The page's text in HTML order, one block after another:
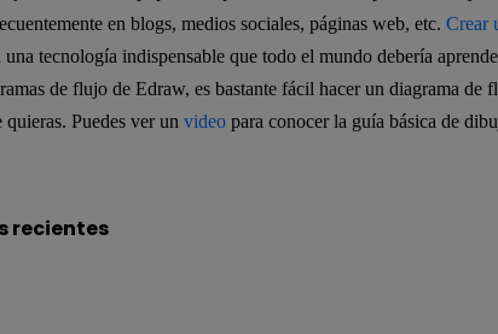
en blogs, medios sociales, páginas web, etc. Crear
tecnología indispensable que todo el mundo debería
de flujo de Edraw, es bastante fácil hacer un diagrama de
quieras. Puedes ver un videopara conocer la guía básica de
recientes